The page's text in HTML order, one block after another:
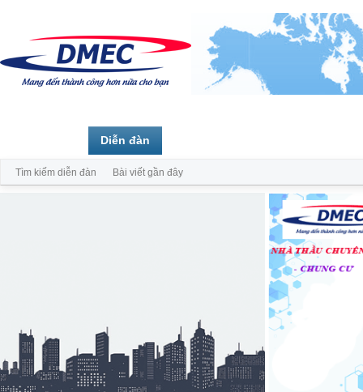
Diễn đàn
Tìm kiếm diễn đàn Bài viết gần đây